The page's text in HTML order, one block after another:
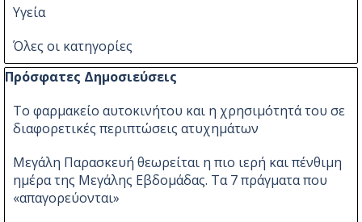
Υγεία
Όλες οι κατηγορίες
Παράλειψη μπλόκ Πρόσφατες Δημοσιεύσεις
Πρόσφατες Δημοσιεύσεις
Το φαρμακείο αυτοκινήτου και η χρησιμότητά του σε
διαφορετικές περιπτώσεις ατυχημάτων
Μεγάλη Παρασκευή θεωρείται η πιο ιερή και πένθιμη
ημέρα της Μεγάλης Εβδομάδας. Τα 7 πράγματα που
«απαγορεύονται»